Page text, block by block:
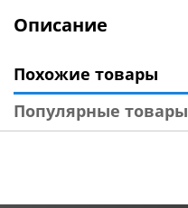
Описание
Похожие товары
Популярные товары